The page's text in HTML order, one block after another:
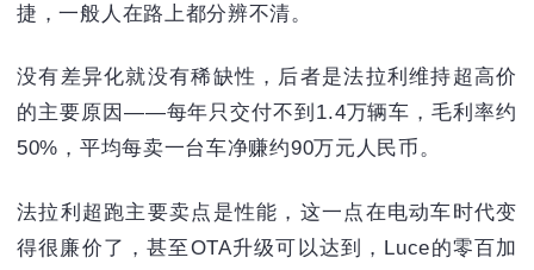
捷，一般人在路上都分辨不清。
没有差异化就没有稀缺性，后者是法拉利维持超高价
的主要原因——每年只交付不到1.4万辆车，毛利率约
50%，平均每卖一台车净赚约90万元人民币。
法拉利超跑主要卖点是性能，这一点在电动车时代变
得很廉价了，甚至OTA升级可以达到，Luce的零百加